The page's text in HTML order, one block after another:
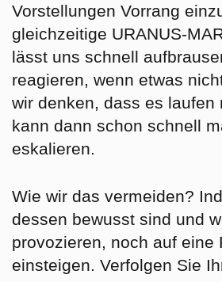
Vorstellungen Vorrang
gleichzeitige URANUS-
lässt uns schnell
reagieren, wenn etwas
wir denken, dass es laufen
kann dann schon schnell
eskalieren.
Wie wir das vermeiden?
dessen bewusst sind und
provozieren, noch auf eine
einsteigen. Verfolgen Sie